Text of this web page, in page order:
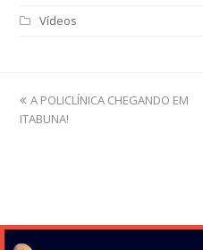
Vídeos
previous
post:
A POLICLÍNICA CHEGANDO EM
ITABUNA!